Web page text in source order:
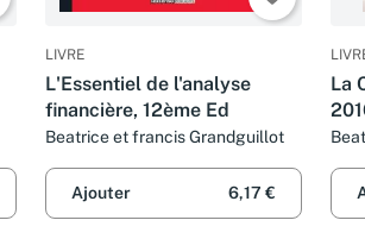
LIVRE
L'Essentiel de l'analyse
financière, 12ème Ed
Beatrice et francis Grandguillot
Ajouter 6,17 €
La